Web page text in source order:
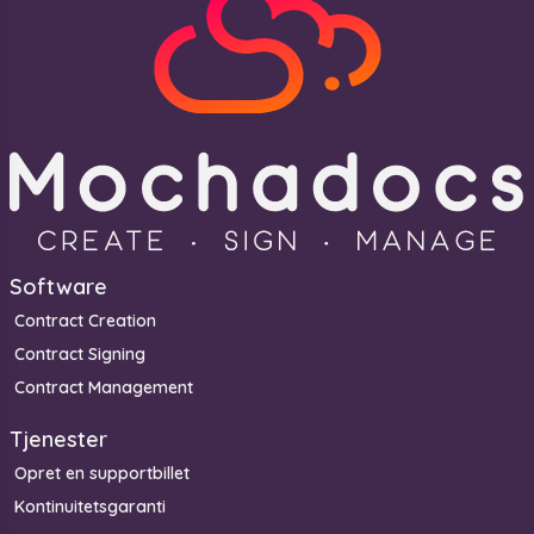
Software
Contract Creation
Contract Signing
Contract Management
Tjenester
Opret en supportbillet
Kontinuitetsgaranti